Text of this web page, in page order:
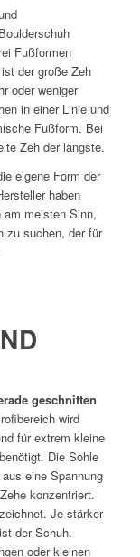
Fußformen
der große Zeh
oder weniger
in einer Linie und
Fußform. Bei
Zeh der längste.
eigene Form der
haben
meisten Sinn,
zu suchen, der für
geschnitten
wird
für extrem kleine
Die Sohle
eine Spannung
konzentriert.
Je stärker
der Schuh.
oder kleinen